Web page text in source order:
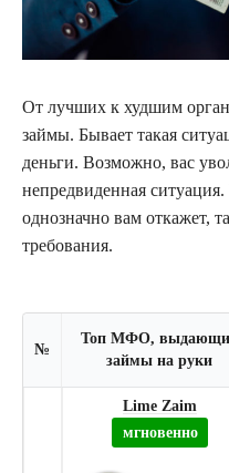
От лучших к худшим
займы. Бывает такая
деньги. Возможно, вас
непредвиденная
однозначно вам откажет,
требования.
№
Топ МФО,
займы на руки
Lime Zaim
мгновенно